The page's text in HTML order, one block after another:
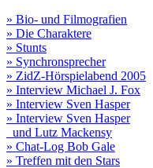
» Bio- und Filmografien
» Die Charaktere
» Stunts
» Synchronsprecher
» ZidZ-Hörspielabend 2005
» Interview Michael J. Fox
» Interview Sven Hasper
» Interview Sven Hasper
und Lutz Mackensy
» Chat-Log Bob Gale
» Treffen mit den Stars